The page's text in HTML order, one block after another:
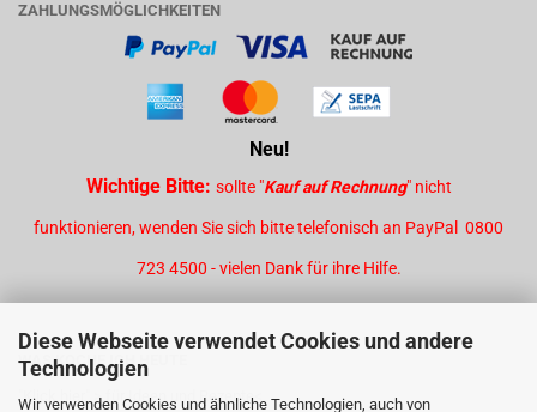
Diese Webseite verwendet Cookies und andere
Technologien
Wir verwenden Cookies und ähnliche Technologien, auch von
ZAHLUNGSMÖGLICHKEITEN
Neu!
Wichtige Bitte: sollte "Kauf auf Rechnung" nicht
funktionieren, wenden Sie sich bitte telefonisch an PayPal 0800
723 4500 - vielen Dank für ihre Hilfe.
WAS KOCHE ICH HEUTE
"Klick hier" > für Ideen und Rezepte<